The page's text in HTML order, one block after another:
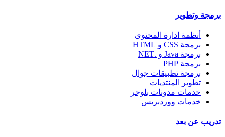
برمجة وتطوير
أنظمة ادارة المحتوى
برمجة CSS و HTML
برمجة Java و .NET
برمجة PHP
برمجة تطبيقات جوال
تطوير المنتديات
خدمات مدونات بلوجر
خدمات ووردبريس
تدريب عن بعد